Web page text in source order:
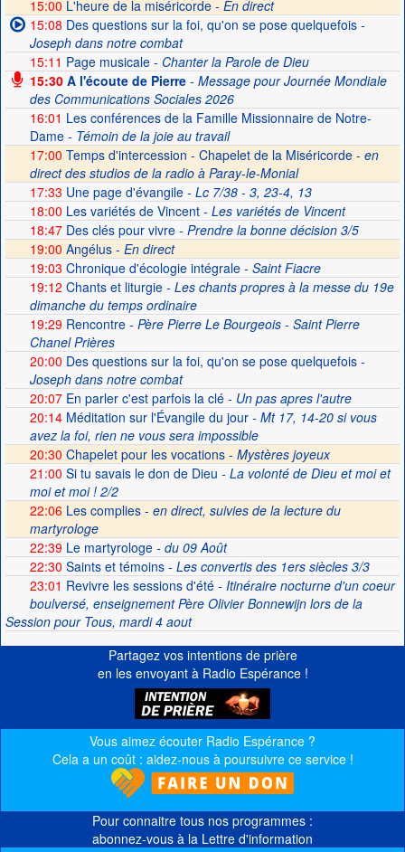
15:00 L'heure de la miséricorde - En direct
15:08 Des questions sur la foi, qu'on se pose quelquefois-
Joseph dans notre combat
15:11 Page musicale- Chanter la Parole de Dieu
15:30A l'écoute de Pierre- Message pour Journée Mondiale
des Communications Sociales 2026
16:01 Les conférences de la Famille Missionnaire de Notre-
Dame- Témoin de la joie au travail
17:00 Temps d'intercession - Chapelet de la Miséricorde - en
direct des studios de la radio à Paray-le-Monial
17:33 Une page d'évangile- Lc 7/38 - 3, 23-4, 13
18:00 Les variétés de Vincent- Les variétés de Vincent
18:47Des clés pour vivre- Prendre la bonne décision 3/5
19:00 Angélus - En direct
19:03 Chronique d'écologie intégrale- Saint Fiacre
19:12 Chants et liturgie- Les chants propres à la messe du 19e
dimanche du temps ordinaire
19:29Rencontre- Père Pierre Le Bourgeois - Saint Pierre
Chanel Prières
20:00 Des questions sur la foi, qu'on se pose quelquefois-
Joseph dans notre combat
20:07En parler c'est parfois la clé- Un pas apres l'autre
20:14Méditation sur l'Évangile du jour- Mt 17, 14-20 si vous
avez la foi, rien ne vous sera impossible
20:30 Chapelet pour les vocations - Mystères joyeux
21:00 Si tu savais le don de Dieu - La volonté de Dieu et moi et
moi et moi ! 2/2
22:06 Les complies - en direct, suivies de la lecture du
martyrologe
22:39Le martyrologe- du 09 Août
22:30 Saints et témoins- Les convertis des 1ers siècles 3/3
23:01 Revivre les sessions d'été- Itinéraire nocturne d'un coeur
boulversé, enseignement Père Olivier Bonnewijn lors de la
Session pour Tous, mardi 4 aout
Partagez vos intentions de prière
en les envoyant à Radio Espérance !
Vous aimez écouter Radio Espérance ?
Cela a un coût : aidez-nous à poursuivre ce service !
Pour connaitre tous nos programmes :
abonnez-vous à la Lettre d'information